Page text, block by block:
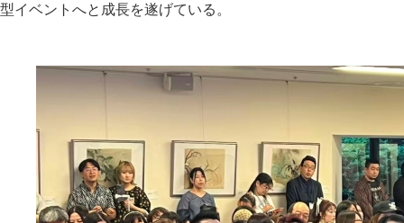
型イベントへと成長を遂げている。